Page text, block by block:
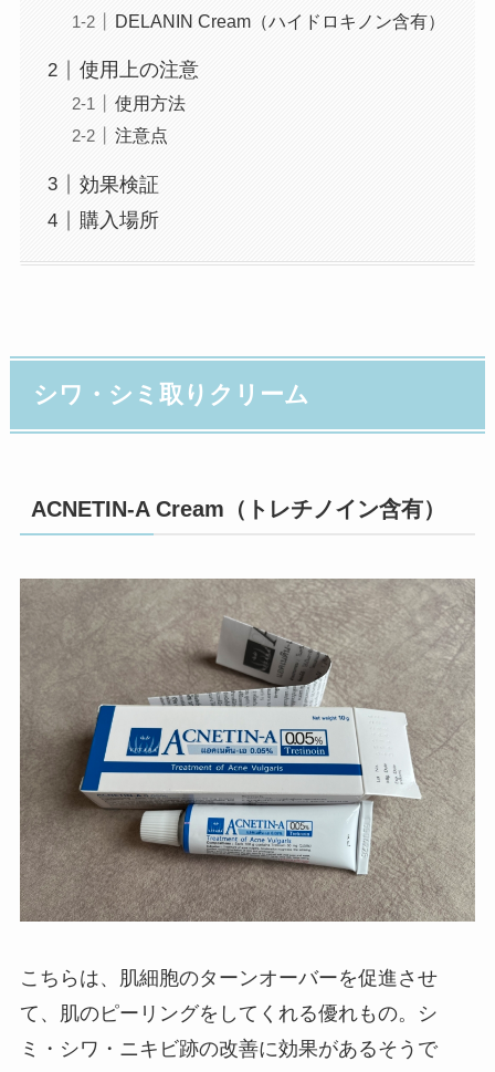
DELANIN Cream（ハイドロキノン含有）
使用上の注意
使用方法
注意点
効果検証
購入場所
シワ・シミ取りクリーム
ACNETIN-A Cream（トレチノイン含有）
こちらは、肌細胞のターンオーバーを促進させ
て、肌のピーリングをしてくれる優れもの。シ
ミ・シワ・ニキビ跡の改善に効果があるそうで